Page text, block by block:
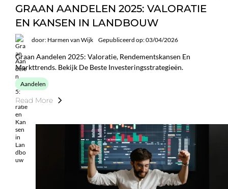
GRAAN AANDELEN 2025: VALORATIE
EN KANSEN IN LANDBOUW
door: Harmen van Wijk Gepubliceerd op: 03/04/2026
Graan Aandelen 2025: Valoratie, Rendementskansen En
Markttrends. Bekijk De Beste Investeringsstrategieën.
Aandelen
Read More